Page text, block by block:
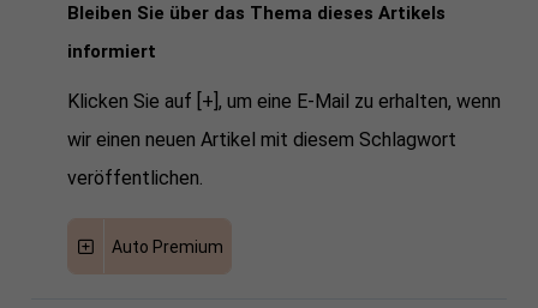
Bleiben Sie über das Thema dieses Artikels
informiert
Klicken Sie auf [+], um eine E-Mail zu erhalten, wenn
wir einen neuen Artikel mit diesem Schlagwort
veröffentlichen.
Auto Premium